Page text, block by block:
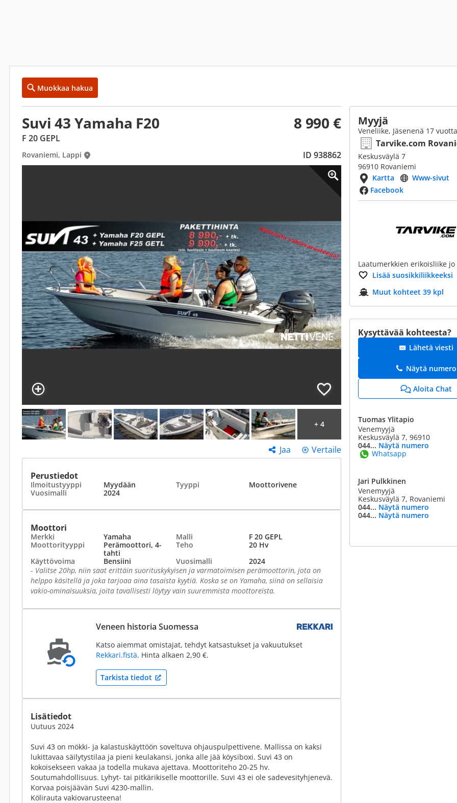
Muokkaa hakua
Suvi 43 Yamaha F20 8 990 €
F 20 GEPL
Rovaniemi, Lappi ID 938862
+ 4
Jaa Vertaile
Perustiedot
Ilmoitustyyppi Myydään Tyyppi
Moottorivene
Vuosimalli
2024
Moottori
Merkki Yamaha Malli
F 20 GEPL
Moottorityyppi
Perämoottori, 4-
tahti
Teho
20 Hv
Käyttövoima
Bensiini Vuosimalli
2024
- Valitse 20hp, niin saat erittäin suorituskykyisen ja varmatoimisen perämoottorin, jota on
helppo käsitellä ja joka tarjoaa aina tasaista kyytiä. Koska se on Yamaha, siinä on sellaisia
vakio-ominaisuuksia, joita tavallisesti löytyy vain suuremmista moottoreista.
Veneen historia Suomessa
Katso aiemmat omistajat, tehdyt katsastukset ja vakuutukset
Rekkari.fistä. Hinta alkaen 2,90 €.
Tarkista tiedot
Lisätiedot
Uutuus 2024
Suvi 43 on mökki- ja kalastuskäyttöön soveltuva ohjauspulpettivene. Mallissa on kaksi
lukittavaa säilytystilaa ja pieni keulakansi, jonka alle jää köysiboxi. Suvi 43 on
kokoisekseen vakaa ja todella mukava ajettava. Moottoriteho 20-25 hv.
Soutumahdollisuus. Lyhyt- tai pitkärikiselle moottorille. Suvi 43 ei ole sadevesityhjenevä.
Korvaa poisjäävän Suvi 4230-mallin.
Kölirauta vakiovarusteena!
Myyjä
Veneliike, Jäsenenä 17 vuotta
Tarvike.com
Keskusväylä 7
96910 Rovaniemi
Kartta
Www-sivut
Facebook
Laatumerkkien erikoisliike jo
Lisää suosikkiliikkeeksi
Muut kohteet 39 kpl
Kysyttävää kohteesta?
Lähetä viesti
Näytä numero
Aloita Chat
Tuomas Ylitapio
Venemyyjä
Keskusväylä 7, 96910
044... Näytä numero
Whatsapp
Jari Pulkkinen
Venemyyjä
Keskusväylä 7, Rovaniemi
044... Näytä numero
044... Näytä numero